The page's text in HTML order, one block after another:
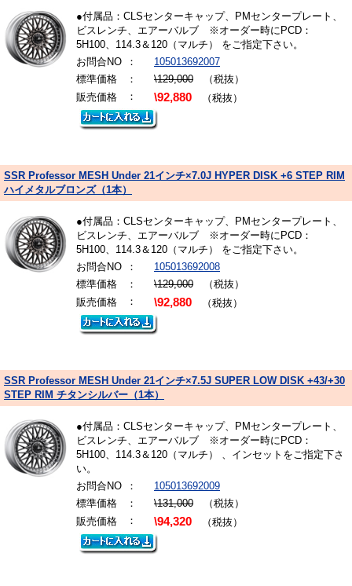
●付属品：CLSセンターキャップ、PMセンタープレート、
ビスレンチ、エアーバルブ ※オーダー時にPCD：
5H100、114.3＆120（マルチ） をご指定下さい。
お問合NO
：
105013692007
標準価格
： \129,000 （税抜）
販売価格
： \92,880 （税抜）
SSR Professor MESH Under 21インチ×7.0J HYPER DISK +6 STEP RIM
ハイメタルブロンズ（1本）
●付属品：CLSセンターキャップ、PMセンタープレート、
ビスレンチ、エアーバルブ ※オーダー時にPCD：
5H100、114.3＆120（マルチ） をご指定下さい。
お問合NO
：
105013692008
標準価格
： \129,000 （税抜）
販売価格
： \92,880 （税抜）
SSR Professor MESH Under 21インチ×7.5J SUPER LOW DISK +43/+30
STEP RIM チタンシルバー（1本）
●付属品：CLSセンターキャップ、PMセンタープレート、
ビスレンチ、エアーバルブ ※オーダー時にPCD：
5H100、114.3＆120（マルチ） 、インセットをご指定下さ
い。
お問合NO
：
105013692009
標準価格
： \131,000 （税抜）
販売価格
： \94,320 （税抜）